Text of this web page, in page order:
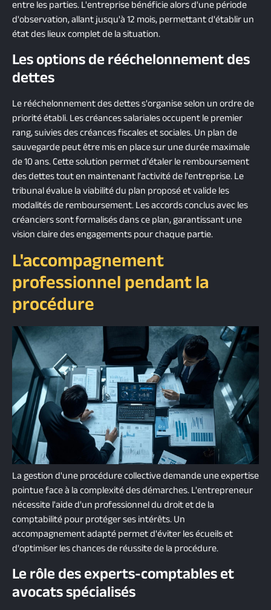
entre les parties. L'entreprise bénéficie alors d'une période
d'observation, allant jusqu'à 12 mois, permettant d'établir un
état des lieux complet de la situation.
Les options de rééchelonnement des
dettes
Le rééchelonnement des dettes s'organise selon un ordre de
priorité établi. Les créances salariales occupent le premier
rang, suivies des créances fiscales et sociales. Un plan de
sauvegarde peut être mis en place sur une durée maximale
de 10 ans. Cette solution permet d'étaler le remboursement
des dettes tout en maintenant l'activité de l'entreprise. Le
tribunal évalue la viabilité du plan proposé et valide les
modalités de remboursement. Les accords conclus avec les
créanciers sont formalisés dans ce plan, garantissant une
vision claire des engagements pour chaque partie.
L'accompagnement
professionnel pendant la
procédure
La gestion d'une procédure collective demande une expertise
pointue face à la complexité des démarches. L'entrepreneur
nécessite l'aide d'un professionnel du droit et de la
comptabilité pour protéger ses intérêts. Un
accompagnement adapté permet d'éviter les écueils et
d'optimiser les chances de réussite de la procédure.
Le rôle des experts-comptables et
avocats spécialisés